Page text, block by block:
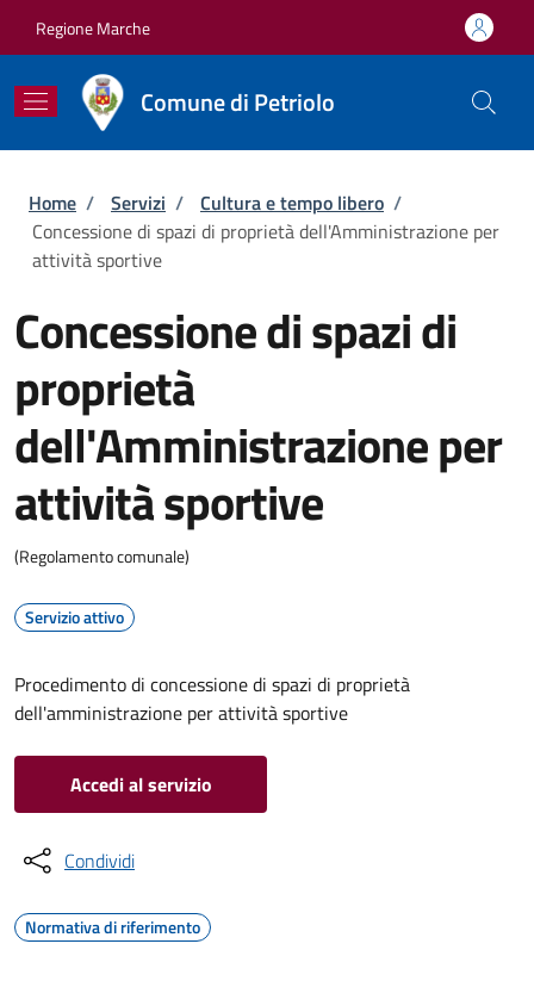
Regione Marche
Comune di Petriolo
Briciole di pane
Home / Servizi / Cultura e tempo libero /
Concessione di spazi di proprietà dell'Amministrazione per
attività sportive
Concessione di spazi di
proprietà
dell'Amministrazione per
attività sportive
(Regolamento comunale)
Servizio attivo
Procedimento di concessione di spazi di proprietà
dell'amministrazione per attività sportive
Accedi al servizio
Condividi
Normativa di riferimento